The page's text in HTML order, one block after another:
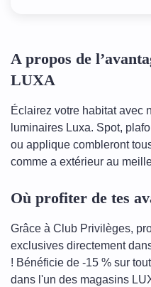
A propos de
LUXA
Éclairez votre habitat avec
luminaires Luxa. Spot,
ou applique combleront
comme a extérieur au
Où profiter de tes
Grâce à Club Privilèges,
exclusives directement
! Bénéficie de -15 % sur
dans l'un des magasins